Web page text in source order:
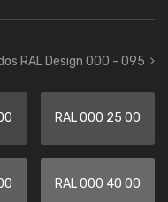
RAL Design 000 - 095
RAL 000 25 00
RAL 000 40 00